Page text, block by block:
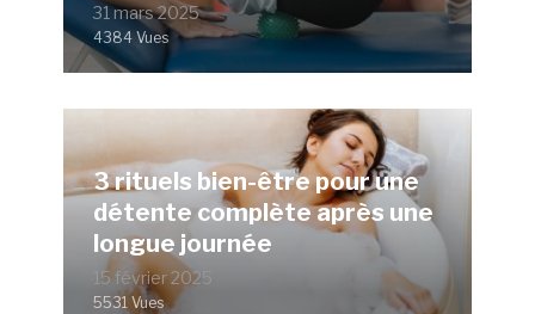
31 mars 2025
4384 Vues
3 rituels bien-être pour une
détente complète après une
longue journée
15 février 2025
5531 Vues